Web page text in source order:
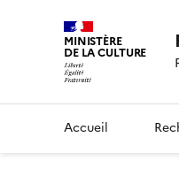
MINISTÈRE
DE LA CULTURE
Accueil